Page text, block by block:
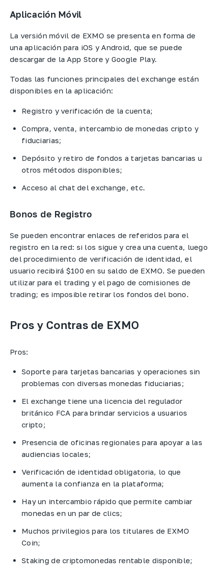
Aplicación Móvil
La versión móvil de EXMO se presenta en forma de
una aplicación para iOS y Android, que se puede
descargar de la App Store y Google Play.
Todas las funciones principales del exchange están
disponibles en la aplicación:
Registro y verificación de la cuenta;
Compra, venta, intercambio de monedas cripto y
fiduciarias;
Depósito y retiro de fondos a tarjetas bancarias u
otros métodos disponibles;
Acceso al chat del exchange, etc.
Bonos de Registro
Se pueden encontrar enlaces de referidos para el
registro en la red: si los sigue y crea una cuenta, luego
del procedimiento de verificación de identidad, el
usuario recibirá $100 en su saldo de EXMO. Se pueden
utilizar para el trading y el pago de comisiones de
trading; es imposible retirar los fondos del bono.
Pros y Contras de EXMO
Pros:
Soporte para tarjetas bancarias y operaciones sin
problemas con diversas monedas fiduciarias;
El exchange tiene una licencia del regulador
británico FCA para brindar servicios a usuarios
cripto;
Presencia de oficinas regionales para apoyar a las
audiencias locales;
Verificación de identidad obligatoria, lo que
aumenta la confianza en la plataforma;
Hay un intercambio rápido que permite cambiar
monedas en un par de clics;
Muchos privilegios para los titulares de EXMO
Coin;
Staking de criptomonedas rentable disponible;